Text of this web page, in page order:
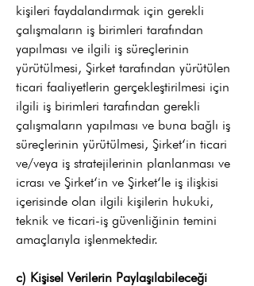
kişileri faydalandırmak için gerekli
çalışmaların iş birimleri tarafından
yapılması ve ilgili iş süreçlerinin
yürütülmesi, Şirket tarafından yürütülen
ticari faaliyetlerin gerçekleştirilmesi için
ilgili iş birimleri tarafından gerekli
çalışmaların yapılması ve buna bağlı iş
süreçlerinin yürütülmesi, Şirket‘in ticari
ve/veya iş stratejilerinin planlanması ve
icrası ve Şirket‘in ve Şirket‘le iş ilişkisi
içerisinde olan ilgili kişilerin hukuki,
teknik ve ticari-iş güvenliğinin temini
amaçlarıyla işlenmektedir.
c) Kişisel Verilerin Paylaşılabileceği